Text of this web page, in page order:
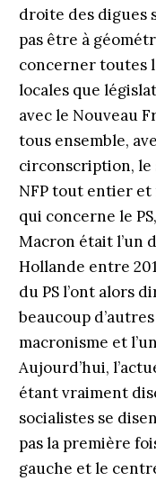
droite des digues
pas être à
concerner toutes
locales que
avec le Nouveau
tous ensemble,
circonscription,
NFP tout entier et
qui concerne le
Macron était l’un
Hollande entre
du PS l’ont alors
beaucoup
macronisme et
Aujourd’hui,
étant vraiment
socialistes se
pas la première
gauche et le